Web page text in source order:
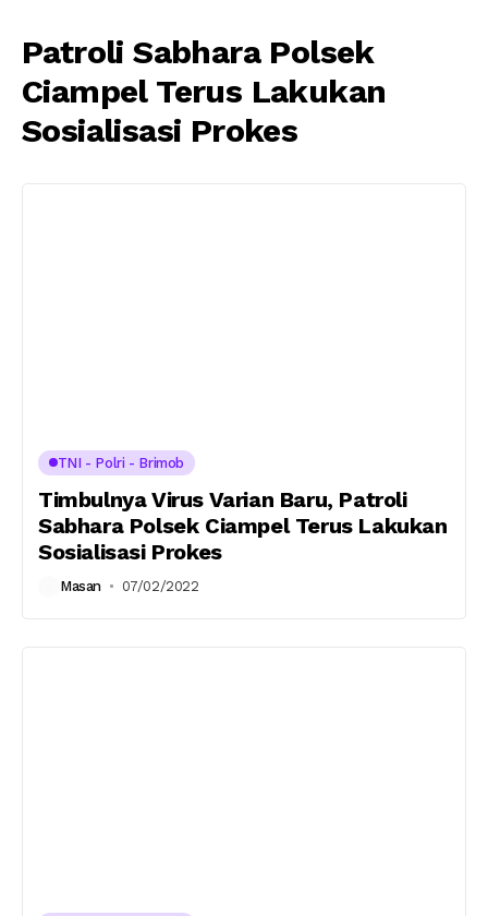
Patroli Sabhara Polsek
Ciampel Terus Lakukan
Sosialisasi Prokes
TNI - Polri - Brimob
Timbulnya Virus Varian Baru, Patroli
Sabhara Polsek Ciampel Terus Lakukan
Sosialisasi Prokes
Masan 07/02/2022